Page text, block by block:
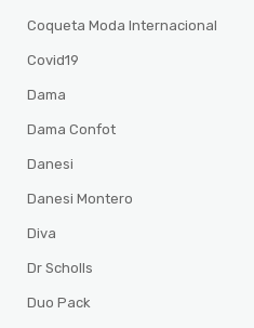
Coqueta Moda Internacional
Covid19
Dama
Dama Confot
Danesi
Danesi Montero
Diva
Dr Scholls
Duo Pack